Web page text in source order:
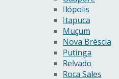
Ilópolis
Itapuca
Muçum
Nova Bréscia
Putinga
Relvado
Roca Sales